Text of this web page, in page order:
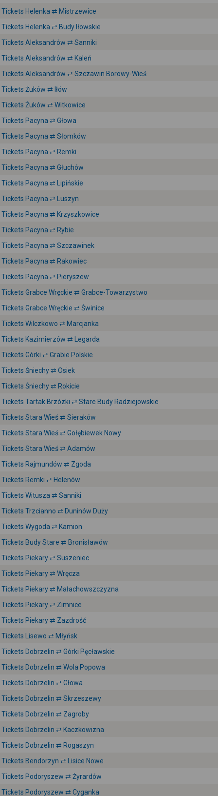
Tickets Helenka ⇄ Mistrzewice
Tickets Helenka ⇄ Budy Iłowskie
Tickets Aleksandrów ⇄ Sanniki
Tickets Aleksandrów ⇄ Kaleń
Tickets Aleksandrów ⇄ Szczawin Borowy-Wieś
Tickets Żuków ⇄ Iłów
Tickets Żuków ⇄ Witkowice
Tickets Pacyna ⇄ Głowa
Tickets Pacyna ⇄ Słomków
Tickets Pacyna ⇄ Remki
Tickets Pacyna ⇄ Głuchów
Tickets Pacyna ⇄ Lipińskie
Tickets Pacyna ⇄ Luszyn
Tickets Pacyna ⇄ Krzyszkowice
Tickets Pacyna ⇄ Rybie
Tickets Pacyna ⇄ Szczawinek
Tickets Pacyna ⇄ Rakowiec
Tickets Pacyna ⇄ Pieryszew
Tickets Grabce Wręckie ⇄ Grabce-Towarzystwo
Tickets Grabce Wręckie ⇄ Świnice
Tickets Wilczkowo ⇄ Marcjanka
Tickets Kazimierzów ⇄ Legarda
Tickets Górki ⇄ Grabie Polskie
Tickets Śniechy ⇄ Osiek
Tickets Śniechy ⇄ Rokicie
Tickets Tartak Brzózki ⇄ Stare Budy Radziejowskie
Tickets Stara Wieś ⇄ Sieraków
Tickets Stara Wieś ⇄ Gołębiewek Nowy
Tickets Stara Wieś ⇄ Adamów
Tickets Rajmundów ⇄ Zgoda
Tickets Remki ⇄ Helenów
Tickets Witusza ⇄ Sanniki
Tickets Trzcianno ⇄ Duninów Duży
Tickets Wygoda ⇄ Kamion
Tickets Budy Stare ⇄ Bronisławów
Tickets Piekary ⇄ Suszeniec
Tickets Piekary ⇄ Wręcza
Tickets Piekary ⇄ Małachowszczyzna
Tickets Piekary ⇄ Zimnice
Tickets Piekary ⇄ Zazdrość
Tickets Lisewo ⇄ Młyńsk
Tickets Dobrzelin ⇄ Górki Pęcławskie
Tickets Dobrzelin ⇄ Wola Popowa
Tickets Dobrzelin ⇄ Głowa
Tickets Dobrzelin ⇄ Skrzeszewy
Tickets Dobrzelin ⇄ Zagroby
Tickets Dobrzelin ⇄ Kaczkowizna
Tickets Dobrzelin ⇄ Rogaszyn
Tickets Bendorzyn ⇄ Lisice Nowe
Tickets Podoryszew ⇄ Żyrardów
Tickets Podoryszew ⇄ Cyganka